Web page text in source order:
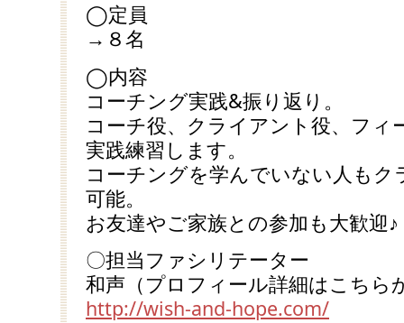
◯定員
→８名
◯内容
コーチング実践&振り返り。
コーチ役、クライアント役、フィ
実践練習します。
コーチングを学んでいない人も
可能。
お友達やご家族との参加も大歓迎♪
〇担当ファシリテーター
和声（プロフィール詳細はこちら
http://wish-and-hope.com/